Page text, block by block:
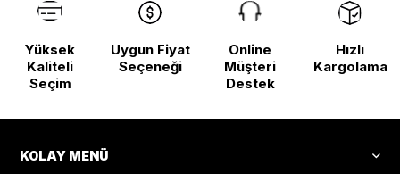
Yüksek
Kaliteli
Seçim
Uygun Fiyat
Seçeneği
Online
Müşteri
Destek
Hızlı
Kargolama
KOLAY MENÜ